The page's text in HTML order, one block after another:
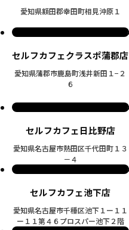
愛知県額田郡幸田町相見沖原１
セルフカフェクラスポ蒲郡店
愛知県蒲郡市鹿島町浅井新田１−２
６
セルフカフェ日比野店
愛知県名古屋市熱田区千代田町１３
－４
セルフカフェ池下店
愛知県名古屋市千種区池下１ー１１
ー１１第４６プロスパー池下２階